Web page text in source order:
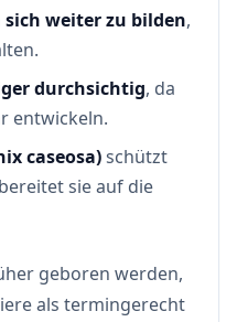
weiter zu bilden,
durchsichtig, da
entwickeln.
caseosa)schützt
sie auf die
geboren werden,
als termingerecht